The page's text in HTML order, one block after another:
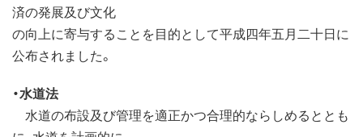
済の発展及び文化
の向上に寄与することを目的として平成四年五月二十日に
公布されました。
・水道法
水道の布設及び管理を適正かつ合理的ならしめるととも